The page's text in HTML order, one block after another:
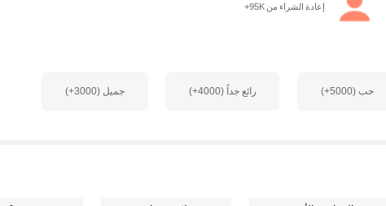
إعادة الشراء من 95K+
حب (5000+) رائع جداً (4000+) جميل (3000+)